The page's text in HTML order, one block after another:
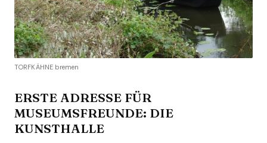
TORFKÄHNE bremen
ERSTE ADRESSE FÜR
MUSEUMSFREUNDE: DIE
KUNSTHALLE